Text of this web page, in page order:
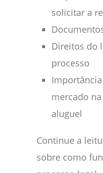
solicitar a
Direitos do
processo
mercado
aluguel
Continue a
sobre como